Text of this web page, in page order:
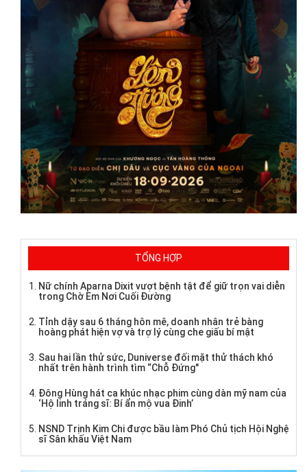
TỔNG HỢP
Nữ chính Aparna Dixit vượt bệnh tật để giữ trọn vai diễn
trong Chờ Em Nơi Cuối Đường
Tỉnh dậy sau 6 tháng hôn mê, doanh nhân trẻ bàng
hoàng phát hiện vợ và trợ lý cùng che giấu bí mật
Sau hai lần thử sức, Duniverse đối mặt thử thách khó
nhất trên hành trình tìm “Chỗ Đứng"
Đông Hùng hát ca khúc nhạc phim cùng dàn mỹ nam của
‘Hộ linh tráng sĩ: Bí ẩn mộ vua Đinh’
NSND Trịnh Kim Chi được bầu làm Phó Chủ tịch Hội Nghệ
sĩ Sân khấu Việt Nam